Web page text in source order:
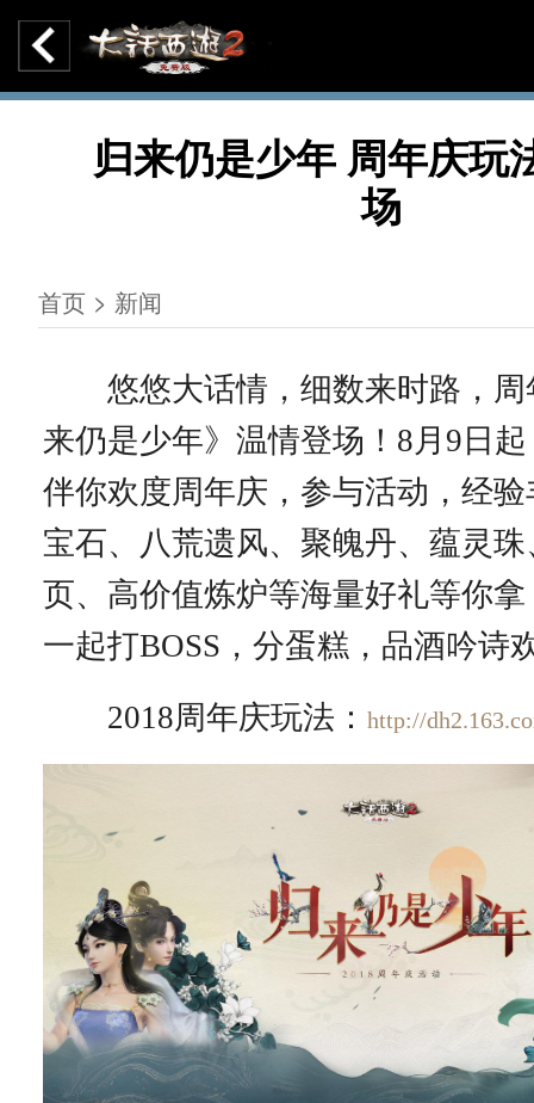
归来仍是少年 周年庆玩
场
首页 > 新闻
悠悠大话情，细数来时路，周
来仍是少年》温情登场！8月9日
伴你欢度周年庆，参与活动，经
宝石、八荒遗风、聚魄丹、蕴灵
页、高价值炼炉等海量好礼等你
一起打BOSS，分蛋糕，品酒吟诗
2018周年庆玩法：http://